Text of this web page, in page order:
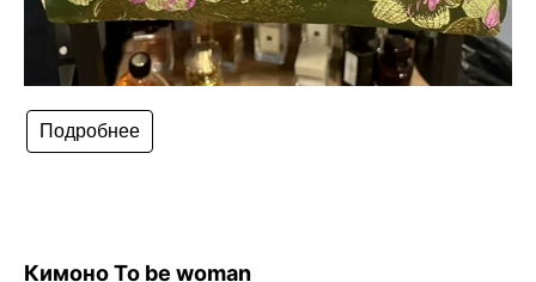
Подробнее
Кимоно To be woman